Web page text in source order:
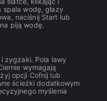
wodę, głazy
naciśnij Start lub
piją wodę.
zygzaki. Pola lawy
wymagają
opcji Cofnij lub
ścieżki dodatkowym
myślenia